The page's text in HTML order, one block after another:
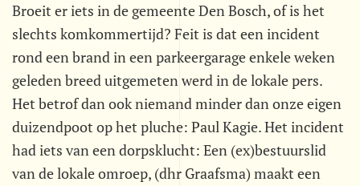
Broeit er iets in de gemeente Den Bosch, of is het
slechts komkommertijd? Feit is dat een incident
rond een brand in een parkeergarage enkele weken
geleden breed uitgemeten werd in de lokale pers.
Het betrof dan ook niemand minder dan onze eigen
duizendpoot op het pluche: Paul Kagie. Het incident
had iets van een dorpsklucht: Een (ex)bestuurslid
van de lokale omroep, (dhr Graafsma) maakt een